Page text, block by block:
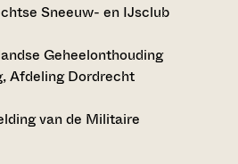
Sneeuw- en IJsclub
Geheelonthouding
Afdeling Dordrecht
van de Militaire